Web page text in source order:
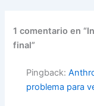
1 comentario en
final”
Pingback:
problema para